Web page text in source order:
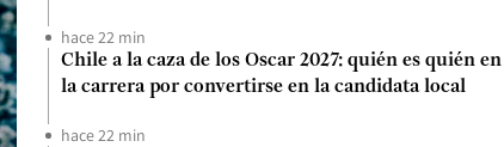
hace 22 min
Chile a la caza de los Oscar 2027: quién es quién en
la carrera por convertirse en la candidata local
hace 22 min